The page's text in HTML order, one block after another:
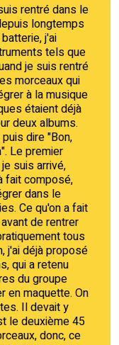
rentré dans le
longtemps
j'ai
tels que
je suis rentré
morceaux qui
à la musique
étaient déjà
deux albums.
dire "Bon,
Le premier
suis arrivé,
fait composé,
dans le
Ce qu'on a fait
de rentrer
tous
j'ai déjà proposé
qui a retenu
du groupe
en maquette. On
Il devait y
le deuxième 45
donc, ce